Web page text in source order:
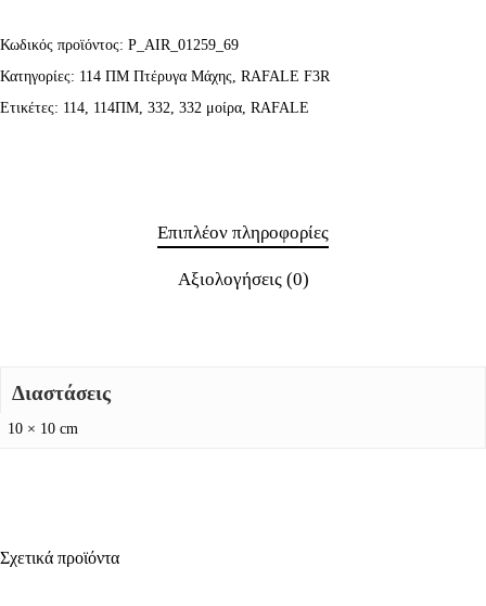
Κωδικός προϊόντος: P_AIR_01259_69
Κατηγορίες: 114 ΠΜ Πτέρυγα Μάχης, RAFALE F3R
Ετικέτες: 114, 114ΠΜ, 332, 332 μοίρα, RAFALE
Επιπλέον πληροφορίες
Αξιολογήσεις (0)
Διαστάσεις
10 × 10 cm
Σχετικά προϊόντα